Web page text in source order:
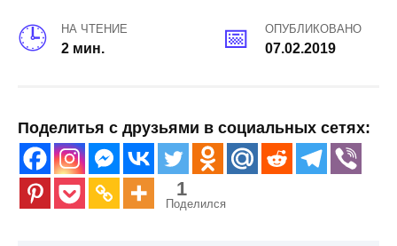
НА ЧТЕНИЕ
2 мин.
ОПУБЛИКОВАНО
07.02.2019
Поделитья с друзьями в социальных сетях:
1
Поделился